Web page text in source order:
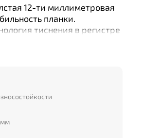
12-ти миллиметровая
планки.
тиснения в регистре
Усиленная
технологии защиты
Оптическая и 4-
лёгкий монтаж, а 33
привлекательно в
мм